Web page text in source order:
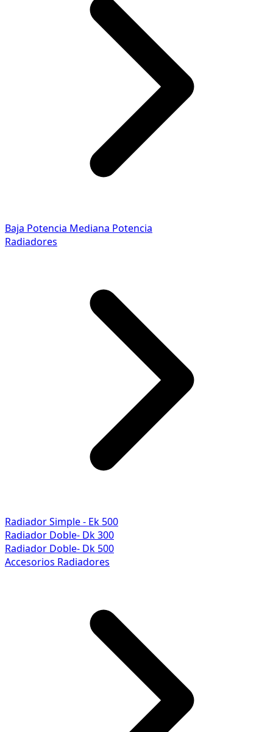
Baja Potencia Mediana Potencia
Radiadores
Radiador Simple - Ek 500
Radiador Doble- Dk 300
Radiador Doble- Dk 500
Accesorios Radiadores